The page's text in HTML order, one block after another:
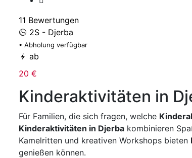
11 Bewertungen
2S - Djerba
• Abholung verfügbar
ab
20 €
Kinderaktivitäten in
Für Familien, die sich fragen, welche
Kinderaktivitäten in Djerba kombinieren
Kamelritten und kreativen Workshops bieten
genießen können.